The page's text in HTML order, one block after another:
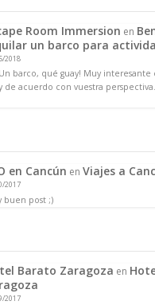
Room Immersion en
un barco para
2018
barco, qué guay! Muy interesante
de acuerdo con vuestra
en Cancún enViajes a
2017
buen post ;)
Barato Zaragoza en
2017